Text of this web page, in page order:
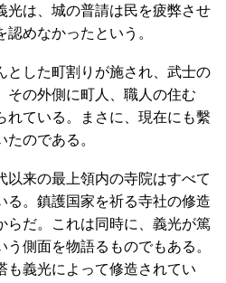
光は、城の普請は民を疲弊させ
めなかったという。
とした町割りが施され、武士の
その外側に町人、職人の住む
れている。まさに、現在にも繫
のである。
以来の最上領内の寺院はすべて
る。鎮護国家を祈る寺社の修造
らだ。これは同時に、義光が篤
側面を物語るものでもある。
も義光によって修造されてい